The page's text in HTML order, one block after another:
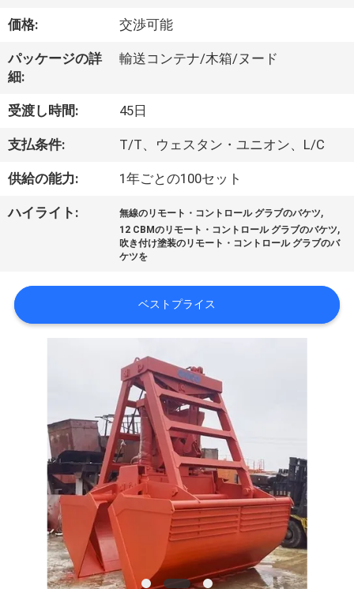
VR
シ
ョ
ー
わ
た
ち
価格: 交渉可能
パッケージの詳
細:
輸送コンテナ/木箱/ヌード
受渡し時間: 45日
支払条件: T/T、ウェスタン・ユニオン、L/C
供給の能力: 1年ごとの100セット
ハイライト: 無線のリモート・コントロール グラブのバケツ,
12 CBMのリモート・コントロール グラブのバケツ,
吹き付け塗装のリモート・コントロール グラブのバ
ケツを
ベストプライス